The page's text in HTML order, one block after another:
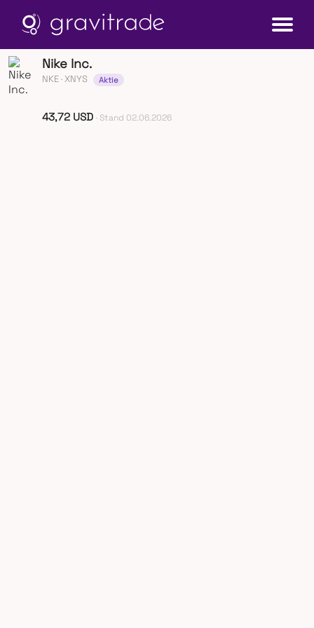
Nike Inc.
NKE· XNYS Aktie
43,72 USD · Stand 02.06.2026